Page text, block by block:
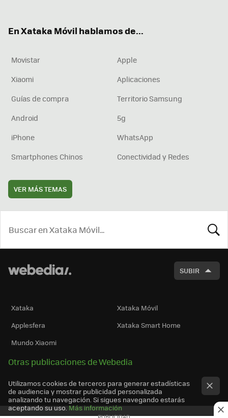
En Xataka Móvil hablamos de...
Movistar
Apple
Xiaomi
Aplicaciones
Guías de compra
Territorio Samsung
Android
5g
iPhone
WhatsApp
Smartphones Chinos
Conectividad y Redes
VER MÁS TEMAS
SUBIR
Xataka
Xataka Móvil
Applesfera
Xataka Smart Home
Mundo Xiaomi
Otras publicaciones de Webedia
Utilizamos cookies de terceros para generar estadísticas
de audiencia y mostrar publicidad personalizada
analizando tu navegación. Si sigues navegando estarás
aceptando su uso. Más información